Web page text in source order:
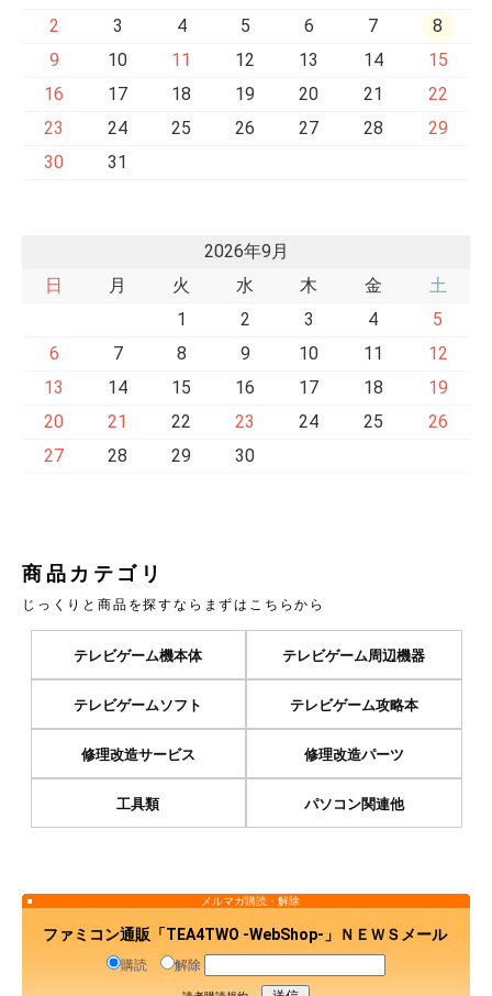
2
3 4 5 6 7
8
9
10 11 12 13 14
15
16
17 18 19 20 21
22
23
24 25 26 27 28
29
30
31
2026年9月
日
月 火 水 木 金
土
1
2 3 4
5
6
7 8 9 10 11
12
13
14 15 16 17 18
19
20
21 22 23 24 25
26
27
28 29 30
商品カテゴリ
じっくりと商品を探すならまずはこちらから
テレビゲーム機本体 テレビゲーム周辺機器
テレビゲームソフト テレビゲーム攻略本
修理改造サービス 修理改造パーツ
工具類 パソコン関連他
メルマガ購読・解除
ファミコン通販「TEA4TWO -WebShop-」ＮＥＷＳメール
購読 解除